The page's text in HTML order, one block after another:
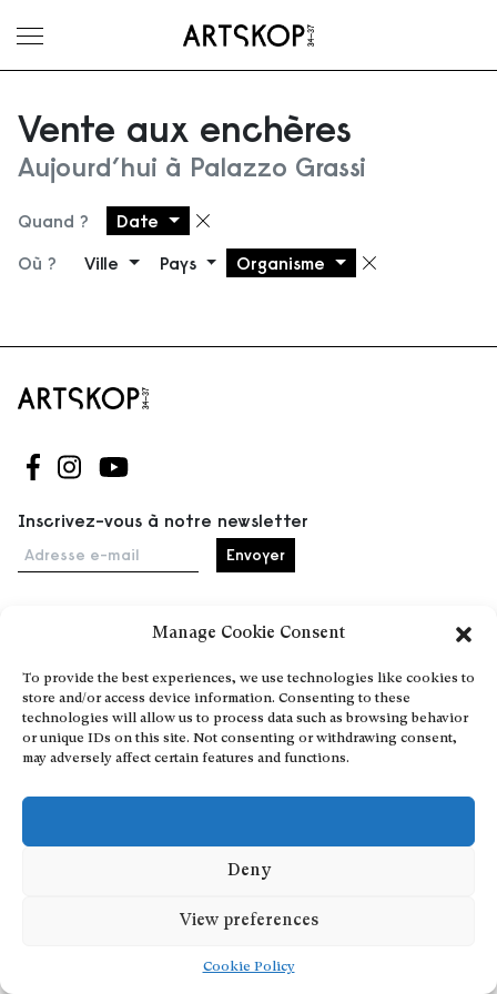
Manage Cookie Consent
To provide the best experiences, we use technologies like cookies to
store and/or access device information. Consenting to these
technologies will allow us to process data such as browsing behavior
or unique IDs on this site. Not consenting or withdrawing consent,
may adversely affect certain features and functions.
Deny
View preferences
Cookie Policy
Ouvrir le menu
Vente aux enchères
Aujourd’hui à Palazzo Grassi
Quand ? Date Supprimer le filtre
Où ? Ville Pays Organisme
Suivez-nous sur Facebook
Suivez-nous sur Instagram
Suivez-nous sur Youtube
Inscrivez-vous à notre newsletter
Adresse e-mail
Événements
À propos
Partenaires
Conditions générales
Confidentialité et cookies
Communiquer votre événement